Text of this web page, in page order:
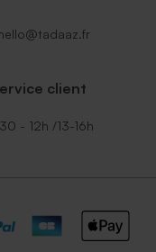
client
- 12h /13-16h